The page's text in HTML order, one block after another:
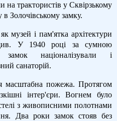
трактористів у Сквірзькому
Золочівському замку.
музей і пам'ятка архітектури
У 1940 році за сумною
замок націоналізували і
санаторій.
масштабна пожежа. Протягом
інтер'єри. Вогнем було
з живописними полотнами
Два роки замок стояв без